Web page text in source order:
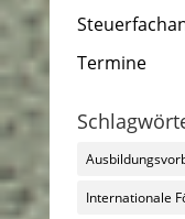
Termine
Internationale